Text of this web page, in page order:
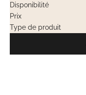
Disponibilité
Prix
Type de produit